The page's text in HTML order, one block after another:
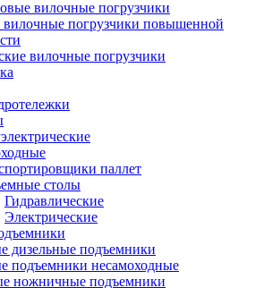
вилочные погрузчики
вилочные погрузчики повышенной
вилочные погрузчики
паллет
столы
Гидравлические
Электрические
дизельные подъемники
подъемники несамоходные
ножничные подъемники